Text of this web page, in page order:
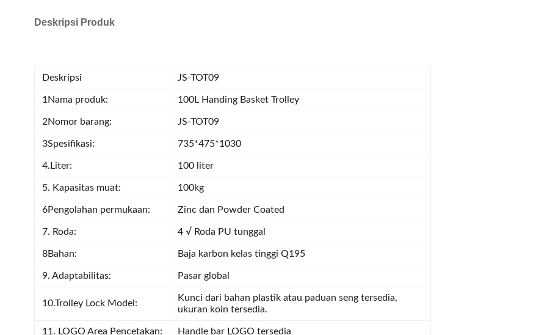
Deskripsi Produk
Deskripsi JS-TOT09
1Nama produk: 100L Handing Basket Trolley
2Nomor barang: JS-TOT09
3Spesifikasi: 735*475*1030
4.Liter: 100 liter
5. Kapasitas muat: 100kg
6Pengolahan permukaan: Zinc dan Powder Coated
7. Roda: 4 √ Roda PU tunggal
8Bahan: Baja karbon kelas tinggi Q195
9. Adaptabilitas: Pasar global
10.Trolley Lock Model:
Kunci dari bahan plastik atau paduan seng tersedia,
ukuran koin tersedia.
11. LOGO Area Pencetakan: Handle bar LOGO tersedia